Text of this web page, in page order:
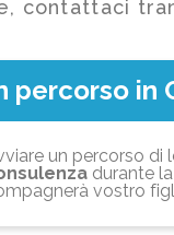
contattaci
percorso in
un percorso
durante
vostro